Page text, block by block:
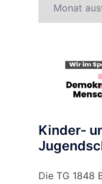
nach
Kinder-
Die TG 1848